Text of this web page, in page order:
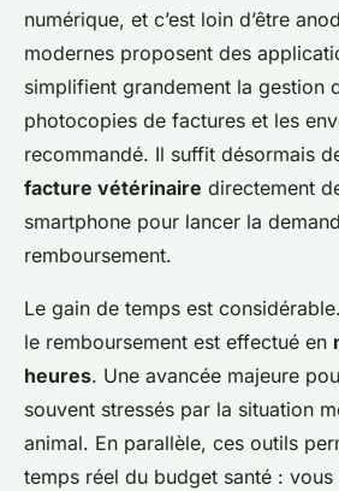
numérique, et c’est loin d’être
modernes proposent des
simplifient grandement la gestion
photocopies de factures et les
recommandé. Il suffit désormais
facture vétérinaire directement
smartphone pour lancer la
remboursement.
Le gain de temps est
le remboursement est effectué en
heures. Une avancée majeure
souvent stressés par la situation
animal. En parallèle, ces outils
temps réel du budget santé :